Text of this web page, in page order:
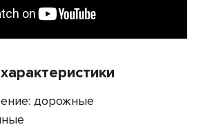
дорожные